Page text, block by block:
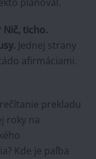
Nič, ticho.
Jednej strany
afirmáciami.
prekladu
roky na
Kde je paľba